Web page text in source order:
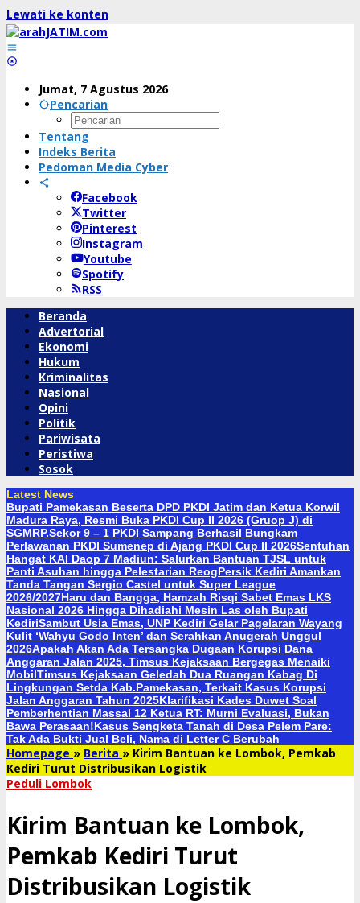
Lewati ke konten
Jumat, 7 Agustus 2026
Pencarian
Tentang
Indeks Berita
Pedoman Media Cyber
Facebook
Twitter
Pinterest
Instagram
Youtube
Spotify
RSS
Beranda
Advertorial
Ekonomi
Hukum
Kriminalitas
Nasional
Opini
Politik
Pariwisata
Peristiwa
Sosok
Latest News
Bupati Pamekasan Beserta DPD PKDI Jatim dan Ketua Korwil
Madura Raya, Resmi Buka PKDI Cup II 2026 (Gruop J) di
SGMRP.Sekor 9 – 1 PKDI Sampang Berhasil Bungkam
Perlawanan PKDI Sumenep di Ajang PKDI Cup II 2026Sentuhan
Hangat KAI Daop 7 Madiun: Salurkan Bantuan TJSL untuk
Panti Asuhan hingga Pelestarian ReogPersik Kediri Amankan
Tanda Tangan Sergio Castel untuk Super League
2026/2027Haru dan Bangga, Hamzah Risqi Sabet Emas LKS
Nasional 2026 Hingga Dihadiahi Mesin Las oleh Bupati
KediriSambut Usia Emas, UNP Kediri Gelar Pagelaran Wayang
Kulit ‘Wahyu Godo Inten’ dan Serahkan Anugerah Unggul
2026Apakah Akan Ada Tersangka Dugaan Korupsi Dana
Anggaran Jalan 2025, Timsus Kejaksaan Bergegas Menaiki
MobilTimsus Kejaksaan Geledah Dua Ruangan Kabag Di
Lingkungan Setda Kab.Pamekasan, Terkait Kasus Korupsi
Jalan Anggaran Tahun 2025Klarifikasi Kades Duwet Soal
Pemberhentian Massal 12 Ketua RT: Murni Evaluasi, Bukan
Bawa Perasaan!Kasus Sengketa Tanah di Desa Pelem Pare:
Tak Ada Bukti Jual Beli, Nama di Letter C Berubah
Homepage » Berita » Kirim Bantuan ke Lombok, Pemkab
Kediri Turut Distribusikan Logistik
Peduli Lombok
Kirim Bantuan ke Lombok,
Pemkab Kediri Turut
Distribusikan Logistik